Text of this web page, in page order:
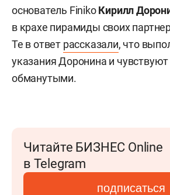
основатель FinikoКирилл
в крахе пирамиды своих
Те в ответ рассказали, что
указания Доронина и чувствуют
обманутыми.
Читайте БИЗНЕС Online
в Telegram
подписаться